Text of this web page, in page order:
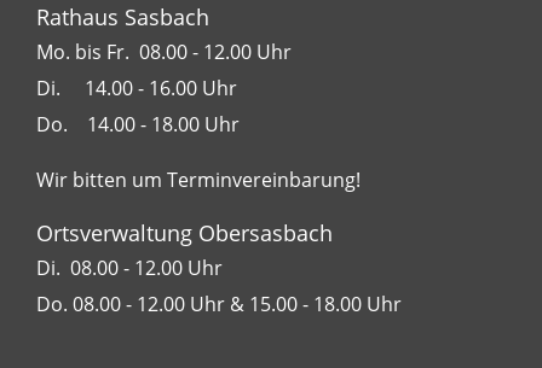
Rathaus Sasbach
Mo. bis Fr. 08.00 - 12.00 Uhr
Di. 14.00 - 16.00 Uhr
Do. 14.00 - 18.00 Uhr
Wir bitten um Terminvereinbarung!
Ortsverwaltung Obersasbach
Di. 08.00 - 12.00 Uhr
Do. 08.00 - 12.00 Uhr & 15.00 - 18.00 Uhr